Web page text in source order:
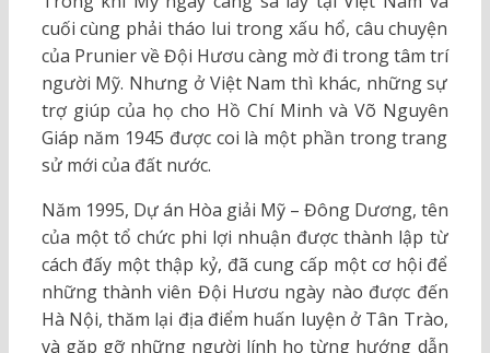
cuối cùng phải tháo lui trong xấu hổ, câu chuyện
của Prunier về Đội Hươu càng mờ đi trong tâm trí
người Mỹ. Nhưng ở Việt Nam thì khác, những sự
trợ giúp của họ cho Hồ Chí Minh và Võ Nguyên
Giáp năm 1945 được coi là một phần trong trang
sử mới của đất nước.
Năm 1995, Dự án Hòa giải Mỹ – Đông Dương, tên
của một tổ chức phi lợi nhuận được thành lập từ
cách đấy một thập kỷ, đã cung cấp một cơ hội để
những thành viên Đội Hươu ngày nào được đến
Hà Nội, thăm lại địa điểm huấn luyện ở Tân Trào,
và gặp gỡ những người lính họ từng hướng dẫn